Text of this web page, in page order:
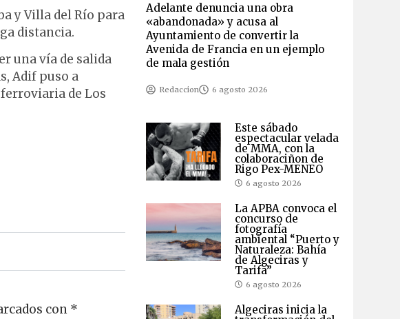
y Villa del Río para
distancia.
una vía de salida
Adif puso a
de Los
con *
Adelante denuncia una obra
«abandonada» y acusa al
Ayuntamiento de convertir la
Avenida de Francia en un ejemplo
de mala gestión
Redaccion 6 agosto 2026
Este sábado
espectacular velada
de MMA, con la
colaboraciñon de
Rigo Pex-MENEO
6 agosto 2026
La APBA convoca el
concurso de
fotografía
ambiental “Puerto y
Naturaleza: Bahía
de Algeciras y
Tarifa”
6 agosto 2026
Algeciras inicia la